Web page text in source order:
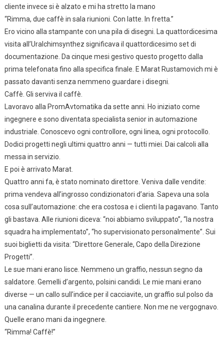
cliente invece si è alzato e mi ha stretto la mano
“Rimma, due caffè in sala riunioni. Con latte. In fretta.”
Ero vicino alla stampante con una pila di disegni. La quattordicesima
visita all’Uralchimsynthez significava il quattordicesimo set di
documentazione. Da cinque mesi gestivo questo progetto dalla
prima telefonata fino alla specifica finale. E Marat Rustamovich mi è
passato davanti senza nemmeno guardare i disegni.
Caffè. Gli serviva il caffè.
Lavoravo alla PromAvtomatika da sette anni. Ho iniziato come
ingegnere e sono diventata specialista senior in automazione
industriale. Conoscevo ogni controllore, ogni linea, ogni protocollo.
Dodici progetti negli ultimi quattro anni — tutti miei. Dai calcoli alla
messa in servizio.
E poi è arrivato Marat.
Quattro anni fa, è stato nominato direttore. Veniva dalle vendite:
prima vendeva all’ingrosso condizionatori d’aria. Sapeva una sola
cosa sull’automazione: che era costosa e i clienti la pagavano. Tanto
gli bastava. Alle riunioni diceva: “noi abbiamo sviluppato”, “la nostra
squadra ha implementato”, “ho supervisionato personalmente”. Sui
suoi biglietti da visita: “Direttore Generale, Capo della Direzione
Progetti”.
Le sue mani erano lisce. Nemmeno un graffio, nessun segno da
saldatore. Gemelli d’argento, polsini candidi. Le mie mani erano
diverse — un callo sull’indice per il cacciavite, un graffio sul polso da
una canalina durante il precedente cantiere. Non me ne vergognavo.
Quelle erano mani da ingegnere.
“Rimma! Caffè!”